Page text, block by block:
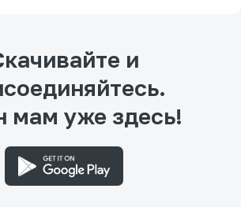
и
мам уже здесь!